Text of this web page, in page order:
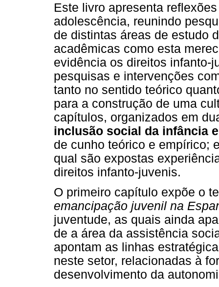
Este livro apresenta
adolescência, reunindo
de distintas áreas de estudo
acadêmicas como esta
evidência os direitos infanto-
pesquisas e intervenções
tanto no sentido teórico
para a construção de uma
capítulos, organizados em
inclusão social da infância
de cunho teórico e empírico;
qual são expostas
direitos infanto-juvenis.
O primeiro capítulo expõe o
emancipação juvenil na
juventude, as quais ainda
de a área da assistência
apontam as linhas
neste setor, relacionadas à
desenvolvimento da